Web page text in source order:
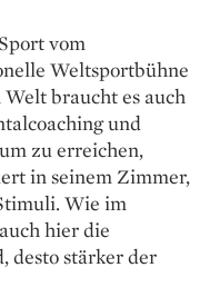
vom
Weltsportbühne
braucht es auch
und
zu erreichen,
in seinem Zimmer,
Wie im
hier die
desto stärker der